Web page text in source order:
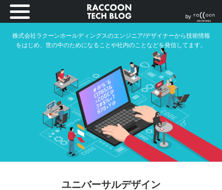
株式会社ラクーンホールディングスのエンジニア/デザイナーから技術情報
をはじめ、世の中のためになることや社内のことなどを発信してます。
by
ユニバーサルデザイン